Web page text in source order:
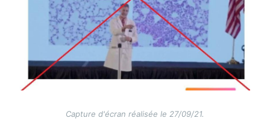
Capture d'écran réalisée le 27/09/21.